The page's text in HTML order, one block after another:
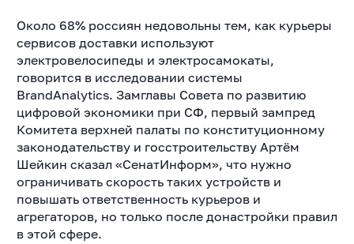
Около 68% россиян недовольны тем, как курьеры
сервисов доставки используют
электровелосипеды и электросамокаты,
говорится в исследовании системы
BrandAnalytics. Замглавы Совета по развитию
цифровой экономики при СФ, первый зампред
Комитета верхней палаты по конституционному
законодательству и госстроительству Артём
Шейкин сказал «СенатИнформ», что нужно
ограничивать скорость таких устройств и
повышать ответственность курьеров и
агрегаторов, но только после донастройки правил
в этой сфере.